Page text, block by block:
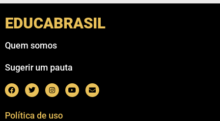
EDUCABRASIL
Quem somos
Sugerir um pauta
Política de uso